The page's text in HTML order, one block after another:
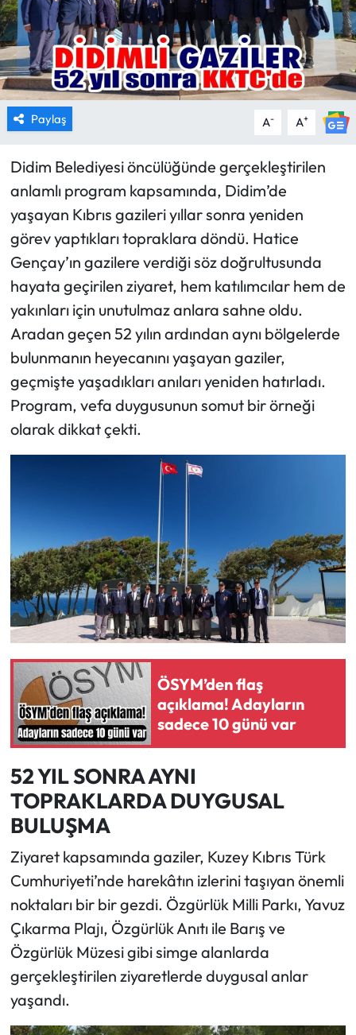
Paylaş A- A+
Didim Belediyesi öncülüğünde gerçekleştirilen
anlamlı program kapsamında, Didim’de
yaşayan Kıbrıs gazileri yıllar sonra yeniden
görev yaptıkları topraklara döndü. Hatice
Gençay’ın gazilere verdiği söz doğrultusunda
hayata geçirilen ziyaret, hem katılımcılar hem de
yakınları için unutulmaz anlara sahne oldu.
Aradan geçen 52 yılın ardından aynı bölgelerde
bulunmanın heyecanını yaşayan gaziler,
geçmişte yaşadıkları anıları yeniden hatırladı.
Program, vefa duygusunun somut bir örneği
olarak dikkat çekti.
ÖSYM’den flaş
açıklama! Adayların
sadece 10 günü var
52 YIL SONRA AYNI
TOPRAKLARDA DUYGUSAL
BULUŞMA
Ziyaret kapsamında gaziler, Kuzey Kıbrıs Türk
Cumhuriyeti’nde harekâtın izlerini taşıyan önemli
noktaları bir bir gezdi. Özgürlük Milli Parkı, Yavuz
Çıkarma Plajı, Özgürlük Anıtı ile Barış ve
Özgürlük Müzesi gibi simge alanlarda
gerçekleştirilen ziyaretlerde duygusal anlar
yaşandı.
TARIM
TURİZM
YAŞAM
HABER İLAN